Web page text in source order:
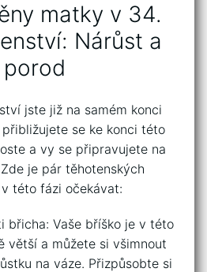
matky v 34.
Nárůst‍ a
jste již⁣ na ⁤samém konci
se ke konci této⁤
a vy se⁤ připravujete na
je ​pár těhotenských
této ⁤fázi očekávat:
břicha: Vaše‌ bříško je v této
⁣větší a můžete si ⁢všimnout
na váze. Přizpůsobte si